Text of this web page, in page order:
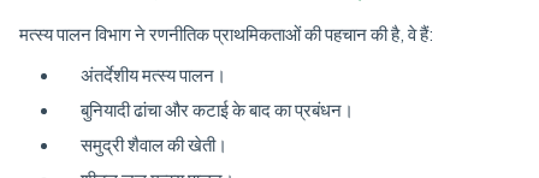
मत्स्य पालन विभाग ने रणनीतिक प्राथमिकताओं की पहचान की है, वे हैं:
अंतर्देशीय मत्स्य पालन।
बुनियादी ढांचा और कटाई के बाद का प्रबंधन।
समुद्री शैवाल की खेती।